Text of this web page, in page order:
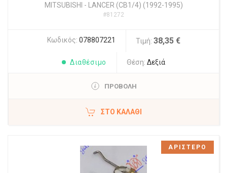
MITSUBISHI - LANCER (CB1/4) (1992-1995)
#81272
Κωδικός: 078807221 Τιμή: 38,35 €
Διαθέσιμο Θέση: Δεξιά
ΠΡΟΒΟΛΗ
ΣΤΟ ΚΑΛΆΘΙ
ΑΡΙΣΤΕΡΟ